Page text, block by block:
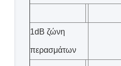
1dB ζώνη
περασμάτων